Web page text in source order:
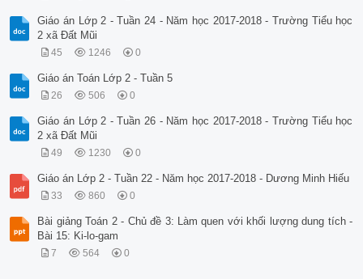
Giáo án Lớp 2 - Tuần 24 - Năm học 2017-2018 - Trường Tiểu học
2 xã Đất Mũi
45 1246 0
Giáo án Toán Lớp 2 - Tuần 5
26 506 0
Giáo án Lớp 2 - Tuần 26 - Năm học 2017-2018 - Trường Tiểu học
2 xã Đất Mũi
49 1230 0
Giáo án Lớp 2 - Tuần 22 - Năm học 2017-2018 - Dương Minh Hiếu
33 860 0
Bài giảng Toán 2 - Chủ đề 3: Làm quen với khối lượng dung tích -
Bài 15: Ki-lo-gam
7 564 0